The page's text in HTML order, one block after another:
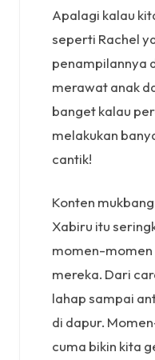
Apalagi kalau
seperti Rachel
penampilannya
merawat anak
banget kalau
melakukan
cantik!
Konten
Xabiru itu
momen-momen
mereka. Dari
lahap sampai
di dapur.
cuma bikin kita